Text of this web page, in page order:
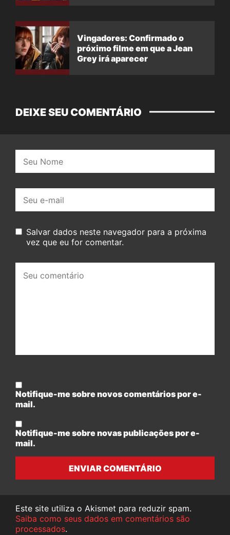
Vingadores: Confirmado o
próximo filme em que a Jean
Grey irá aparecer
DEIXE SEU COMENTÁRIO
mail:
Salvar dados neste navegador para a próxima
vez que eu for comentar.
comentário:
Notifique-me sobre novos comentários por e-
mail.
Notifique-me sobre novas publicações por e-
mail.
ENVIAR COMENTÁRIO
Este site utiliza o Akismet para reduzir spam.
Saiba como seus dados em comentários são
processados.